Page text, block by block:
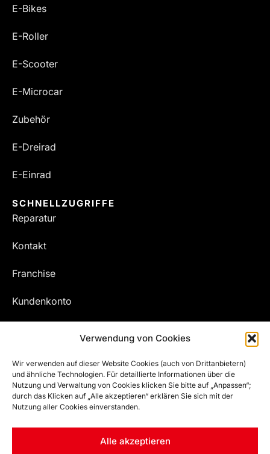
Verwendung von Cookies
Wir verwenden auf dieser Website Cookies (auch von Drittanbietern)
und ähnliche Technologien. Für detaillierte Informationen über die
Nutzung und Verwaltung von Cookies klicken Sie bitte auf „Anpassen“;
durch das Klicken auf „Alle akzeptieren“ erklären Sie sich mit der
Nutzung aller Cookies einverstanden.
Alle akzeptieren
E-Bikes
E-Roller
E-Scooter
E-Microcar
Zubehör
E-Dreirad
E-Einrad
SCHNELLZUGRIFFE
Reparatur
Kontakt
Franchise
Kundenkonto